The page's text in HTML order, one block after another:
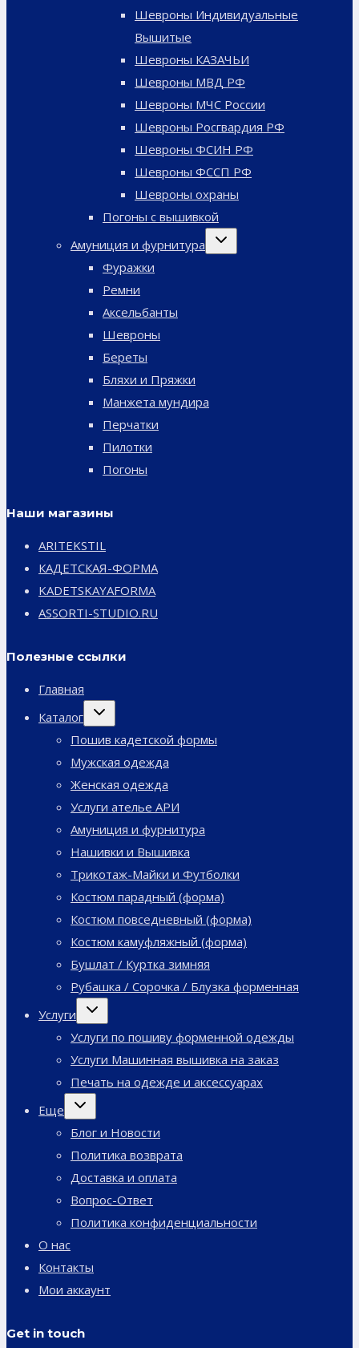
Шевроны Индивидуальные
Вышитые
Шевроны КАЗАЧЬИ
Шевроны МВД РФ
Шевроны МЧС России
Шевроны Росгвардия РФ
Шевроны ФСИН РФ
Шевроны ФССП РФ
Шевроны охраны
Погоны с вышивкой
Амуниция и фурнитура
Переключить
Фуражки
Ремни
Аксельбанты
Шевроны
Береты
Бляхи и Пряжки
Манжета мундира
Перчатки
Пилотки
Погоны
Наши магазины
ARITEKSTIL
КАДЕТСКАЯ-ФОРМА
KADETSKAYAFORMA
ASSORTI-STUDIO.RU
Полезные ссылки
Главная
Каталог
Переключить
Пошив кадетской формы
Мужская одежда
Женская одежда
Услуги ателье АРИ
Амуниция и фурнитура
Нашивки и Вышивка
Трикотаж-Майки и Футболки
Костюм парадный (форма)
Костюм повседневный (форма)
Костюм камуфляжный (форма)
Бушлат / Куртка зимняя
Рубашка / Сорочка / Блузка форменная
Услуги
Переключить
Услуги по пошиву форменной одежды
Услуги Машинная вышивка на заказ
Печать на одежде и аксессуарах
Еще
Переключить
Блог и Новости
Политика возврата
Доставка и оплата
Вопрос-Ответ
Политика конфиденциальности
О нас
Контакты
Мои аккаунт
Get in touch